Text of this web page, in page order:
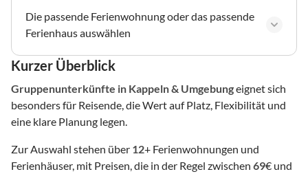
Die passende Ferienwohnung oder das passende
Ferienhaus auswählen
Kurzer Überblick
Gruppenunterkünfte in Kappeln & Umgebungeignet sich
besonders für Reisende, die Wert auf Platz, Flexibilität und
eine klare Planung legen.
Zur Auswahl stehen über 12+ Ferienwohnungen und
Ferienhäuser, mit Preisen, die in der Regel zwischen 69€ und